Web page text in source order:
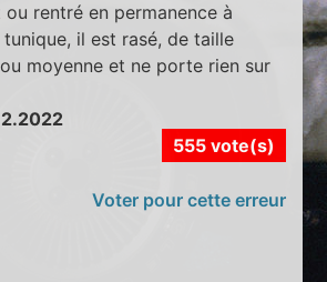
rentré en permanence à
tunique, il est rasé, de taille
moyenne et ne porte rien sur
555 vote(s)
Voter pour cette erreur